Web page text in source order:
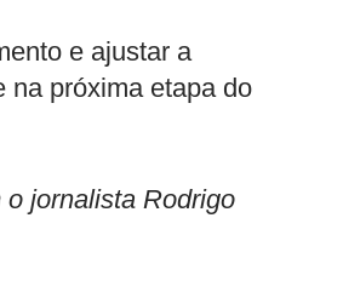
e ajustar a
na próxima etapa do
o jornalista Rodrigo